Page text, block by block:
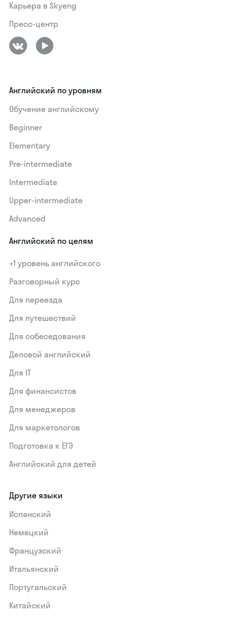
Карьера в Skyeng
Пресс-центр
Английский по уровням
Обучение английскому
Beginner
Elementary
Pre-intermediate
Intermediate
Upper-intermediate
Advanced
Английский по целям
+1 уровень английского
Разговорный курс
Для переезда
Для путешествий
Для собеседования
Деловой английский
Для IT
Для финансистов
Для менеджеров
Для маркетологов
Подготовка к ЕГЭ
Английский для детей
Другие языки
Испанский
Немецкий
Французский
Итальянский
Португальский
Китайский